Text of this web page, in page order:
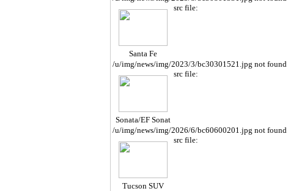
Santa Fe
src file:
/u/img/news/img/2023/3/bc30301521.jpg not found
Sonata/EF Sonat
a
src file:
/u/img/news/img/2026/6/bc60600201.jpg not found
Tucson SUV
src file: